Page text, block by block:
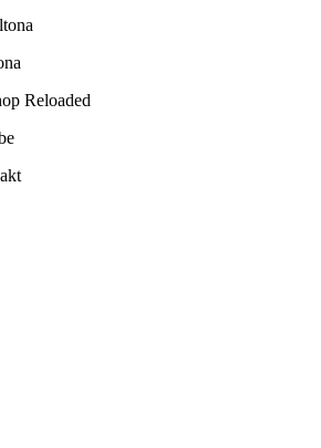
Reloaded